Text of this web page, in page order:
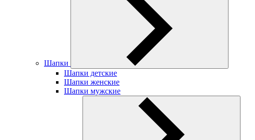
Шапки
Шапки детские
Шапки женские
Шапки мужские